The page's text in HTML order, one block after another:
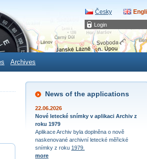
Login
Česky
Archives
News of the applications
22.06.2026
Nové letecké snímky v aplikaci Archiv z
roku 1979
Aplikace Archiv byla doplněna o nově
naskenované archivní letecké měřické
snímky z roku 1979.
more